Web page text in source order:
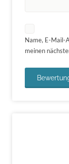
Name, E-Mail-
meinen